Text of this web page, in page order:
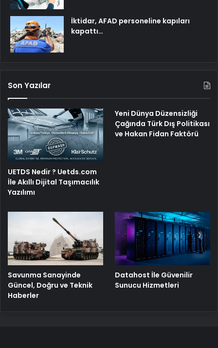
İktidar, AFAD personeline kapıları
kapattı…
Son Yazılar
UETDS Nedir ? Uetds.com
İle Akıllı Dijital Taşımacılık
Yazılımı
Yeni Dünya Düzensizliği
Çağında Türk Dış Politikası
ve Hakan Fidan Faktörü
Savunma Sanayinde
Güncel, Doğru ve Teknik
Haberler
Datahost İle Güvenilir
Sunucu Hizmetleri